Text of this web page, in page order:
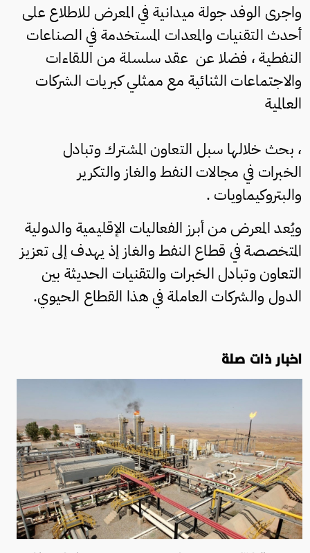
واجرى الوفد جولة ميدانية في المعرض للاطلاع على
أحدث التقنيات والمعدات المستخدمة في الصناعات
النفطية ، فضلا عن عقد سلسلة من اللقاءات
والاجتماعات الثنائية مع ممثلي كبريات الشركات
العالمية
، بحث خلالها سبل التعاون المشترك وتبادل
الخبرات في مجالات النفط والغاز والتكرير
والبتروكيماويات .
ويُعد المعرض من أبرز الفعاليات الإقليمية والدولية
المتخصصة في قطاع النفط والغاز إذ يهدف إلى تعزيز
التعاون وتبادل الخبرات والتقنيات الحديثة بين
الدول والشركات العاملة في هذا القطاع الحيوي.
اخبار ذات صلة